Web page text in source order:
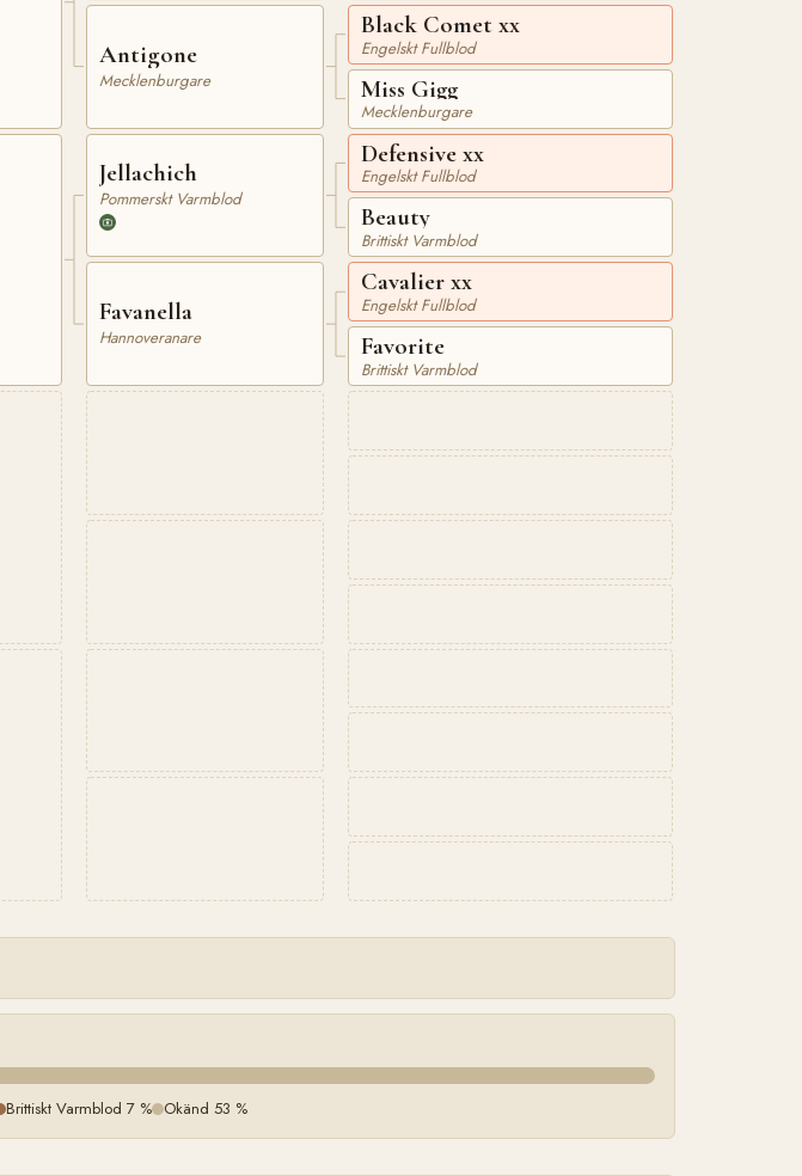
Antigone
Mecklenburgare
Jellachich
Pommerskt Varmblod
Favanella
Hannoveranare
Black Comet xx
Engelskt Fullblod
Miss Gigg
Mecklenburgare
Defensive xx
Engelskt Fullblod
Beauty
Brittiskt Varmblod
Cavalier xx
Engelskt Fullblod
Favorite
Brittiskt Varmblod
Brittiskt Varmblod 7 % Okänd 53 %